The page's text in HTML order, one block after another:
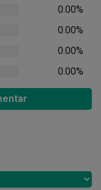
0.00%
0.00%
0.00%
0.00%